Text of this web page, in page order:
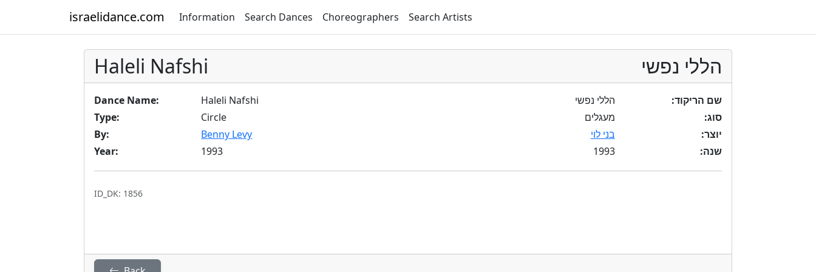
israelidance.com Information Search Dances Choreographers Search Artists
Haleli Nafshi הללי נפשי
Dance Name:
Haleli Nafshi
Type:
Circle
By:
Benny Levy
Year:
1993
שם הריקוד:
הללי נפשי
סוג:
מעגלים
יוצר:
בני לוי
שנה:
1993
ID_DK: 1856